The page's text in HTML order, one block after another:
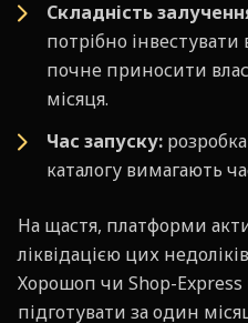
Складність
потрібно
почне приносити
місяця.
Час запуску:
каталогу вимагають
На щастя, платформи
ліквідацією цих
Хорошоп чи Shop-
підготувати за один